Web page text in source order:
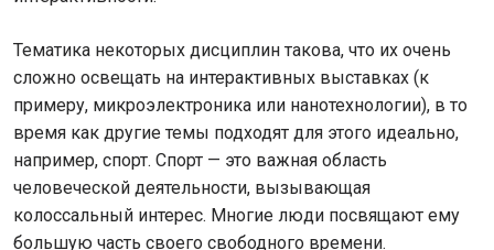
Тематика некоторых дисциплин такова, что их очень
сложно освещать на интерактивных выставках (к
примеру, микроэлектроника или нанотехнологии), в то
время как другие темы подходят для этого идеально,
например, спорт. Спорт — это важная область
человеческой деятельности, вызывающая
колоссальный интерес. Многие люди посвящают ему
большую часть своего свободного времени.